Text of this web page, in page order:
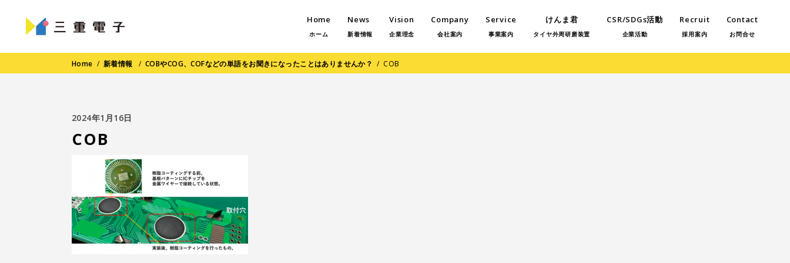
Home
ホーム
News
新着情報
Vision
企業理念
Company
会社案内
Service
事業案内
けんま君
タイヤ外周研磨装置
CSR/SDGs活動
企業活動
Recruit
採用案内
Contact
お問合せ
Home / 新着情報 /COBやCOG、COFなどの単語をお聞きになったことはありませんか？ / COB
2024年1月16日
COB